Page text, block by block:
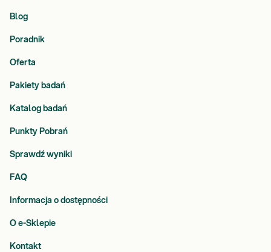
Blog
Poradnik
Oferta
Pakiety badań
Katalog badań
Punkty Pobrań
Sprawdź wyniki
FAQ
Informacja o dostępności
O e-Sklepie
Kontakt